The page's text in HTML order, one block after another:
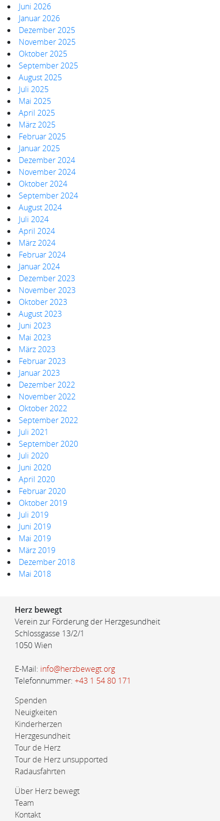
Juni 2026
Januar 2026
Dezember 2025
November 2025
Oktober 2025
September 2025
August 2025
Juli 2025
Mai 2025
April 2025
März 2025
Februar 2025
Januar 2025
Dezember 2024
November 2024
Oktober 2024
September 2024
August 2024
Juli 2024
April 2024
März 2024
Februar 2024
Januar 2024
Dezember 2023
November 2023
Oktober 2023
August 2023
Juni 2023
Mai 2023
März 2023
Februar 2023
Januar 2023
Dezember 2022
November 2022
Oktober 2022
September 2022
Juli 2021
September 2020
Juli 2020
Juni 2020
April 2020
Februar 2020
Oktober 2019
Juli 2019
Juni 2019
Mai 2019
März 2019
Dezember 2018
Mai 2018
Herz bewegt
Verein zur Förderung der Herzgesundheit
Schlossgasse 13/2/1
1050 Wien
E-Mail: info@herzbewegt.org
Telefonnummer: +43 1 54 80 171
Spenden
Neuigkeiten
Kinderherzen
Herzgesundheit
Tour de Herz
Tour de Herz unsupported
Radausfahrten
Über Herz bewegt
Team
Kontakt